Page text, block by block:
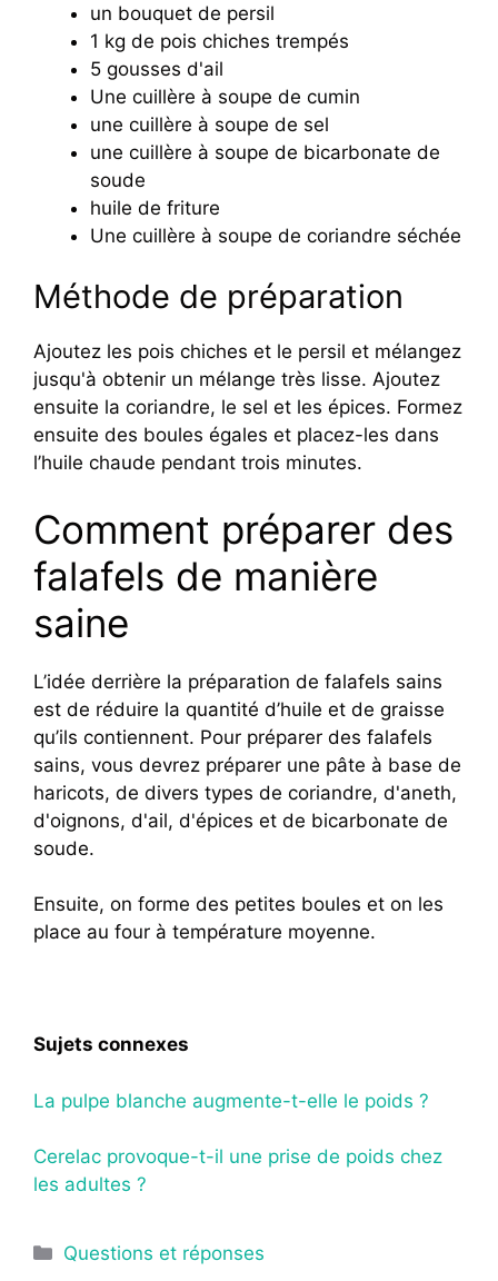
un bouquet de persil
1 kg de pois chiches trempés
5 gousses d'ail
Une cuillère à soupe de cumin
une cuillère à soupe de sel
une cuillère à soupe de bicarbonate de
soude
huile de friture
Une cuillère à soupe de coriandre séchée
Méthode de préparation
Ajoutez les pois chiches et le persil et mélangez
jusqu'à obtenir un mélange très lisse. Ajoutez
ensuite la coriandre, le sel et les épices. Formez
ensuite des boules égales et placez-les dans
l’huile chaude pendant trois minutes.
Comment préparer des
falafels de manière
saine
L’idée derrière la préparation de falafels sains
est de réduire la quantité d’huile et de graisse
qu’ils contiennent. Pour préparer des falafels
sains, vous devrez préparer une pâte à base de
haricots, de divers types de coriandre, d'aneth,
d'oignons, d'ail, d'épices et de bicarbonate de
soude.
Ensuite, on forme des petites boules et on les
place au four à température moyenne.
Sujets connexes
La pulpe blanche augmente-t-elle le poids ?
Cerelac provoque-t-il une prise de poids chez
les adultes ?
Catégories
Questions et réponses